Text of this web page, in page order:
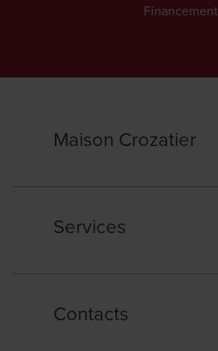
Financement
Maison Crozatier
Services
Contacts